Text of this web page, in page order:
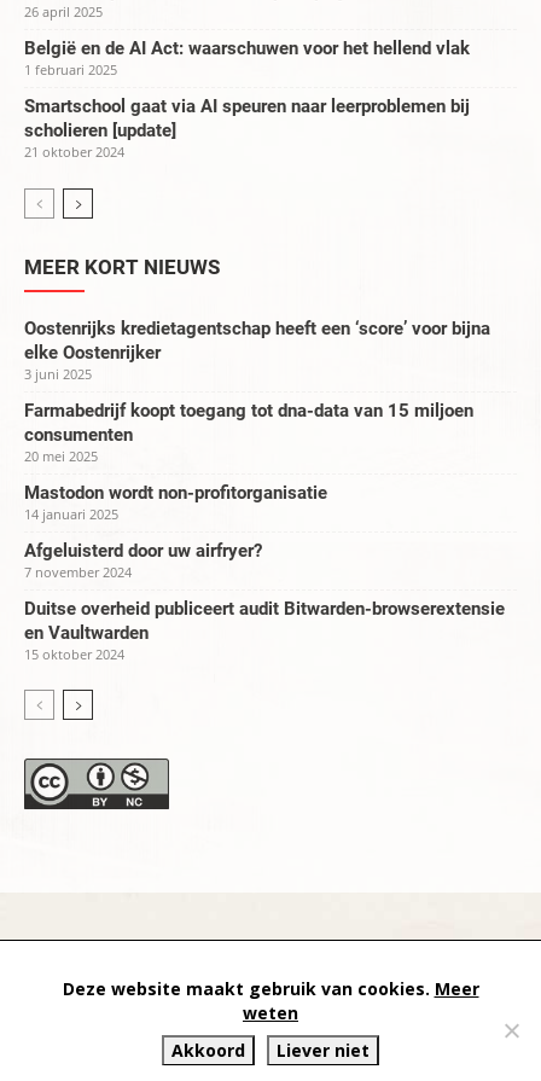
26 april 2025
België en de AI Act: waarschuwen voor het hellend vlak
1 februari 2025
Smartschool gaat via AI speuren naar leerproblemen bij
scholieren [update]
21 oktober 2024
MEER KORT NIEUWS
Oostenrijks kredietagentschap heeft een ‘score’ voor bijna
elke Oostenrijker
3 juni 2025
Farmabedrijf koopt toegang tot dna-data van 15 miljoen
consumenten
20 mei 2025
Mastodon wordt non-profitorganisatie
14 januari 2025
Afgeluisterd door uw airfryer?
7 november 2024
Duitse overheid publiceert audit Bitwarden-browserextensie
en Vaultwarden
15 oktober 2024
Commons» Privacyverklaring
Website by Exterwerk — Logo + graphics by
Deze website maakt gebruik van cookies. Meer
weten
Akkoord
Liever niet